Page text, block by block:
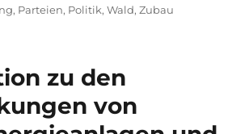
am
, Parteien, Politik,Wald,Zubau
zu den
von